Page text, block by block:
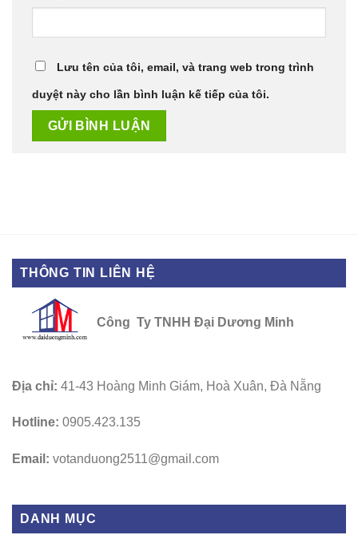
Lưu tên của tôi, email, và trang web trong trình
duyệt này cho lần bình luận kế tiếp của tôi.
THÔNG TIN LIÊN HỆ
Công Ty TNHH Đại Dương Minh
Địa chỉ: 41-43 Hoàng Minh Giám, Hoà Xuân, Đà Nẵng
Hotline: 0905.423.135
Email: votanduong2511@gmail.com
DANH MỤC